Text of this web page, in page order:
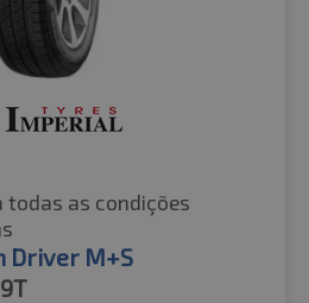
todas as condições
Driver M+S